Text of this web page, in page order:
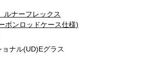
ルナーフレックス
ボンロッドケース仕様)
ナル(UD)Eグラス